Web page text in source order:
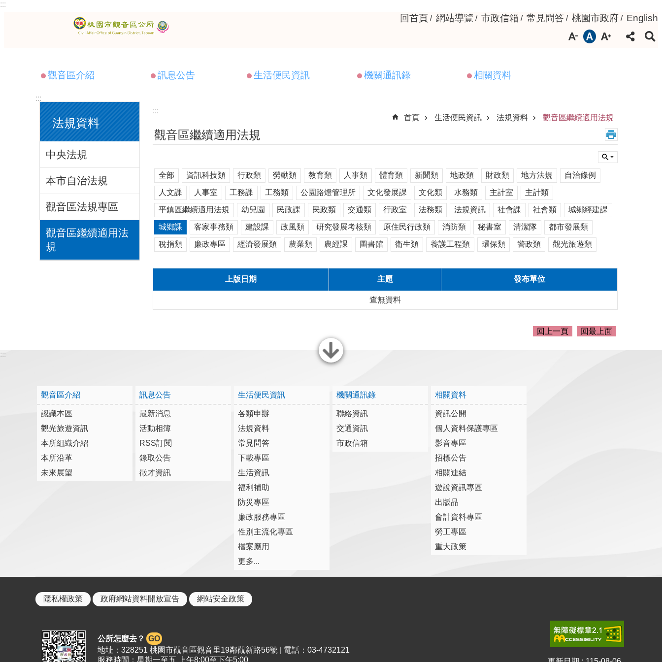
跳到主要內容區塊
:::
回首頁 網站導覽 市政信箱 常見問答 桃園市政府 English
觀音區介紹 訊息公告 生活便民資訊 機關通訊錄 相關資料
:::
法規資料
中央法規
本市自治法規
觀音區法規專區
觀音區繼續適用法
規
:::
首頁
生活便民資訊 法規資料 觀音區繼續適用法規
觀音區繼續適用法規
全部 資訊科技類 行政類 勞動類 教育類 人事類 體育類 新聞類 地政類 財政類 地方法規 自治條例
人文課 人事室 工務課 工務類 公園路燈管理所 文化發展課 文化類 水務類 主計室 主計類
平鎮區繼續適用法規 幼兒園 民政課 民政類 交通類 行政室 法務類 法規資訊 社會課 社會類 城鄉經建課
城鄉課 客家事務類 建設課 政風類 研究發展考核類 原住民行政類 消防類 秘書室 清潔隊 都市發展類
稅捐類 廉政專區 經濟發展類 農業類 農經課 圖書館 衛生類 養護工程類 環保類 警政類 觀光旅遊類
上版日期 主題 發布單位
查無資料
回上一頁 回最上面
關閉
:::
觀音區介紹
認識本區
觀光旅遊資訊
本所組織介紹
本所沿革
未來展望
訊息公告
最新消息
活動相簿
RSS訂閱
錄取公告
徵才資訊
生活便民資訊
各類申辦
法規資料
常見問答
下載專區
生活資訊
福利補助
防災專區
廉政服務專區
性別主流化專區
檔案應用
更多...
機關通訊錄
聯絡資訊
交通資訊
市政信箱
相關資料
資訊公開
個人資料保護專區
影音專區
招標公告
相關連結
遊說資訊專區
出版品
會計資料專區
勞工專區
重大政策
隱私權政策 政府網站資料開放宣告 網站安全政策
公所怎麼去？ GO
地址：328251 桃園市觀音區觀音里19鄰觀新路56號 | 電話：03-4732121
服務時間：星期一至五 上午8:00至下午5:00